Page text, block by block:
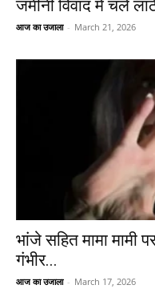
जमीनी विवाद में चले
आज का उजाला - March 21, 2026
भांजे सहित मामा मामी
गंभीर...
आज का उजाला - March 17, 2026